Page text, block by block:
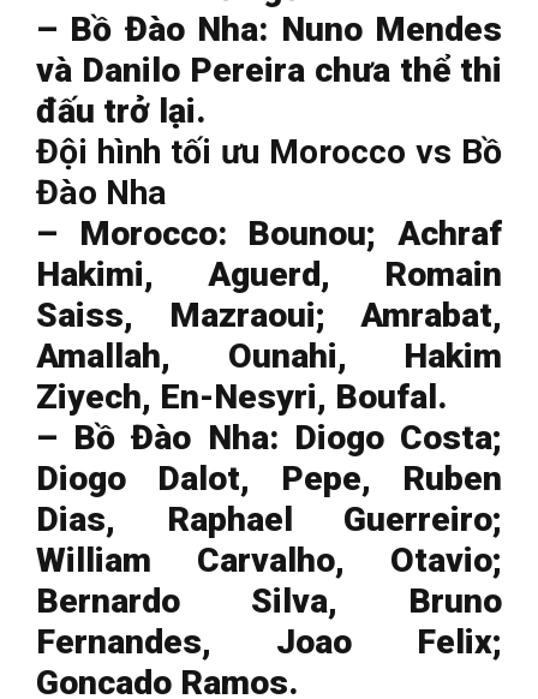
– Bồ Đào Nha: Nuno Mendes
và Danilo Pereira chưa thể thi
đấu trở lại.
Đội hình tối ưu Morocco vs Bồ
Đào Nha
– Morocco: Bounou; Achraf
Hakimi, Aguerd, Romain
Saiss, Mazraoui; Amrabat,
Amallah, Ounahi, Hakim
Ziyech, En-Nesyri, Boufal.
– Bồ Đào Nha: Diogo Costa;
Diogo Dalot, Pepe, Ruben
Dias, Raphael Guerreiro;
William Carvalho, Otavio;
Bernardo Silva, Bruno
Fernandes, Joao Felix;
Goncado Ramos.